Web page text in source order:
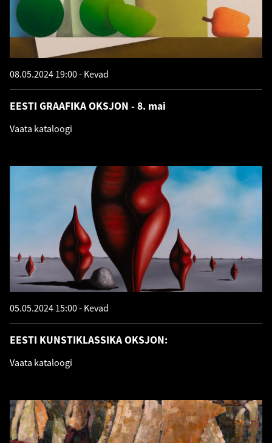
EESTI GRAAFIKA OKSJON - 8. mai
08.05.2024 19:00 Kevad
Vaata kataloogi
EESTI KUNSTIKLASSIKA OKSJON:
05.05.2024 15:00 Kevad
Vaata kataloogi